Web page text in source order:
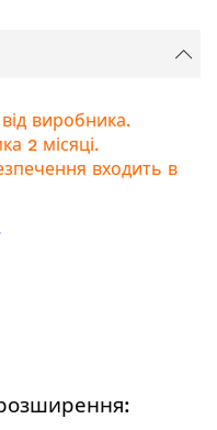
від виробника.
2 місяці.
входить в